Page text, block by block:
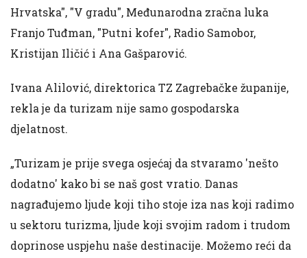
Hrvatska", "V gradu", Međunarodna zračna luka
Franjo Tuđman, "Putni kofer", Radio Samobor,
Kristijan Iličić i Ana Gašparović.
Ivana Alilović, direktorica TZ Zagrebačke županije,
rekla je da turizam nije samo gospodarska
djelatnost.
„Turizam je prije svega osjećaj da stvaramo 'nešto
dodatno' kako bi se naš gost vratio. Danas
nagrađujemo ljude koji tiho stoje iza nas koji radimo
u sektoru turizma, ljude koji svojim radom i trudom
doprinose uspjehu naše destinacije. Možemo reći da